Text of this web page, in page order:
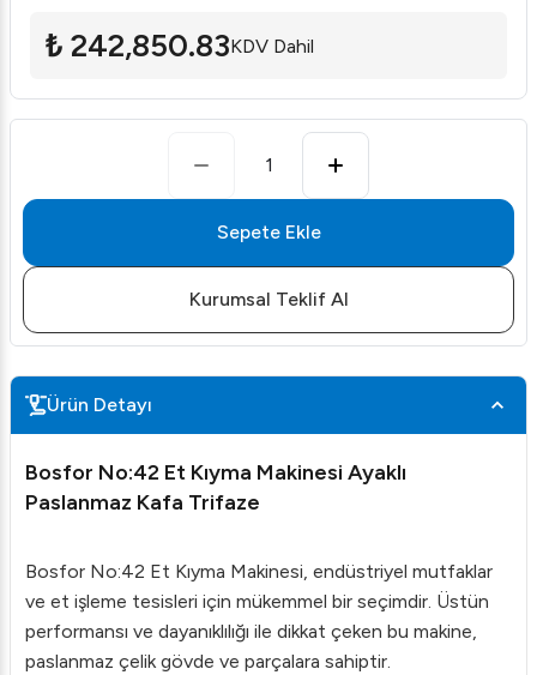
₺ 242,850.83KDV Dahil
1
Sepete Ekle
Kurumsal Teklif Al
Ürün Detayı
Bosfor No:42 Et Kıyma Makinesi Ayaklı
Paslanmaz Kafa Trifaze
Bosfor No:42 Et Kıyma Makinesi, endüstriyel mutfaklar
ve et işleme tesisleri için mükemmel bir seçimdir. Üstün
performansı ve dayanıklılığı ile dikkat çeken bu makine,
paslanmaz çelik gövde ve parçalara sahiptir.